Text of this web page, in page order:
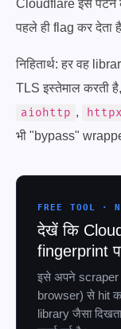
Cloudflare इस
पहले ही flag कर देता
निहितार्थ: हर वह
TLS इस्तेमाल करती
aiohttp , httpx
भी "bypass"
FREE TOOL ·
देखें कि
fingerprint
इसे अपने
browser) से hit
library जैसा